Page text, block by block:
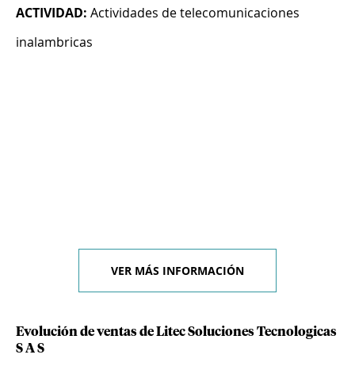
ACTIVIDAD: Actividades de telecomunicaciones
inalambricas
VER MÁS INFORMACIÓN
Evolución de ventas de Litec Soluciones Tecnologicas
S A S